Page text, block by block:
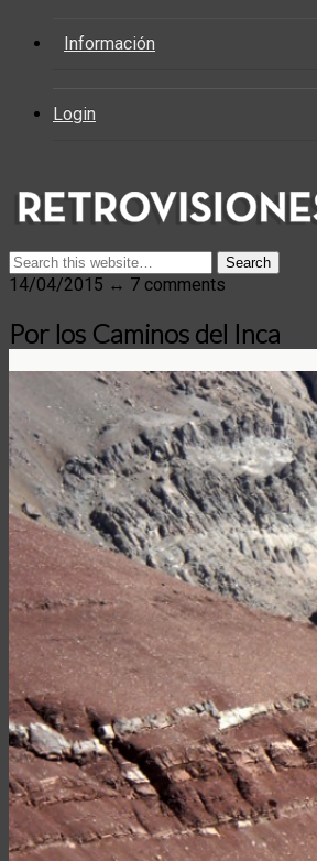
Información
Login
14/04/2015 ↔ 7 comments
Por los Caminos del Inca